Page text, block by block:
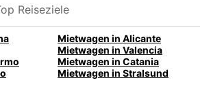
Reiseziele
Mietwagen in Alicante
Mietwagen in Valencia
Mietwagen in Catania
Mietwagen in Stralsund